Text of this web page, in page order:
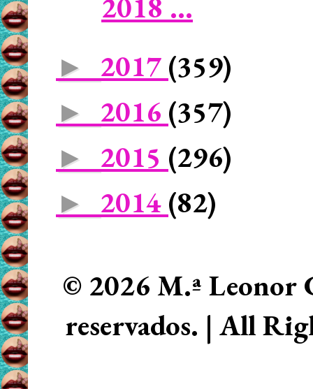
► 2017 (359)
► 2016 (357)
► 2015 (296)
► 2014 (82)
© 2026 M.ª Leonor
reservados. | All